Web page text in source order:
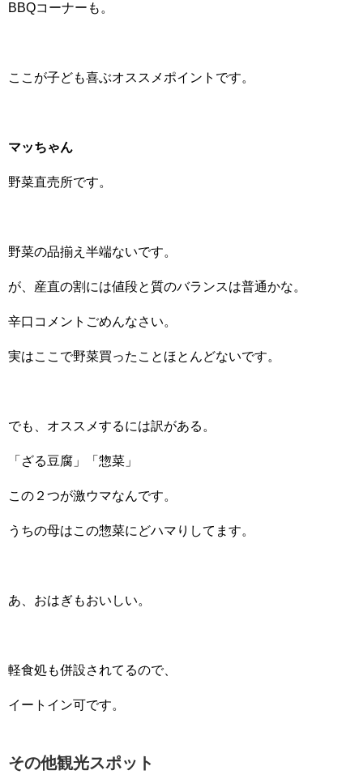
BBQコーナーも。
ここが子ども喜ぶオススメポイントです。
マッちゃん
野菜直売所です。
野菜の品揃え半端ないです。
が、産直の割には値段と質のバランスは普通かな。
辛口コメントごめんなさい。
実はここで野菜買ったことほとんどないです。
でも、オススメするには訳がある。
「ざる豆腐」「惣菜」
この２つが激ウマなんです。
うちの母はこの惣菜にどハマりしてます。
あ、おはぎもおいしい。
軽食処も併設されてるので、
イートイン可です。
その他観光スポット